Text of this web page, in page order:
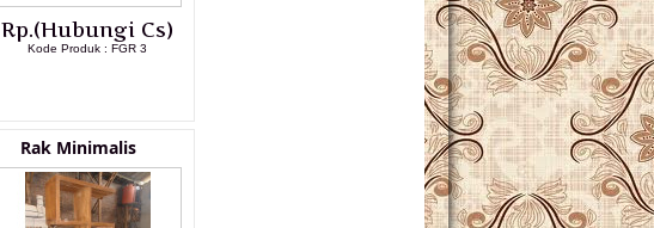
Rp.(Hubungi Cs)
Kode Produk : FGR 3
Rak Minimalis